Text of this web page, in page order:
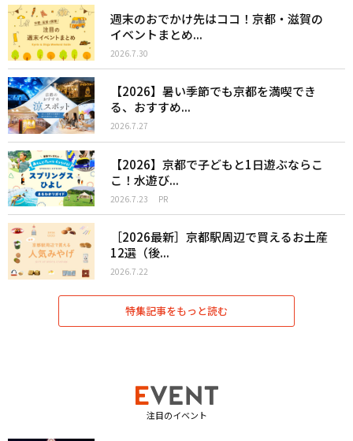
週末のおでかけ先はココ！京都・滋賀の
イベントまとめ...
2026.7.30
【2026】暑い季節でも京都を満喫でき
る、おすすめ...
2026.7.27
【2026】京都で子どもと1日遊ぶならこ
こ！水遊び...
2026.7.23 PR
［2026最新］京都駅周辺で買えるお土産
12選（後...
2026.7.22
特集記事をもっと読む
注目のイベント